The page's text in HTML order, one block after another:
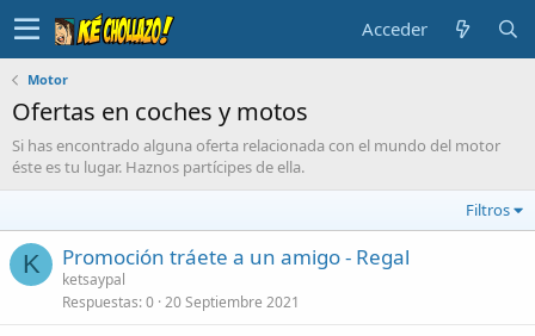
Acceder
Motor
Ofertas en coches y motos
Si has encontrado alguna oferta relacionada con el mundo del motor
éste es tu lugar. Haznos partícipes de ella.
Filtros
K Promoción tráete a un amigo - Regal
ketsaypal
Respuestas 0 20 Septiembre 2021